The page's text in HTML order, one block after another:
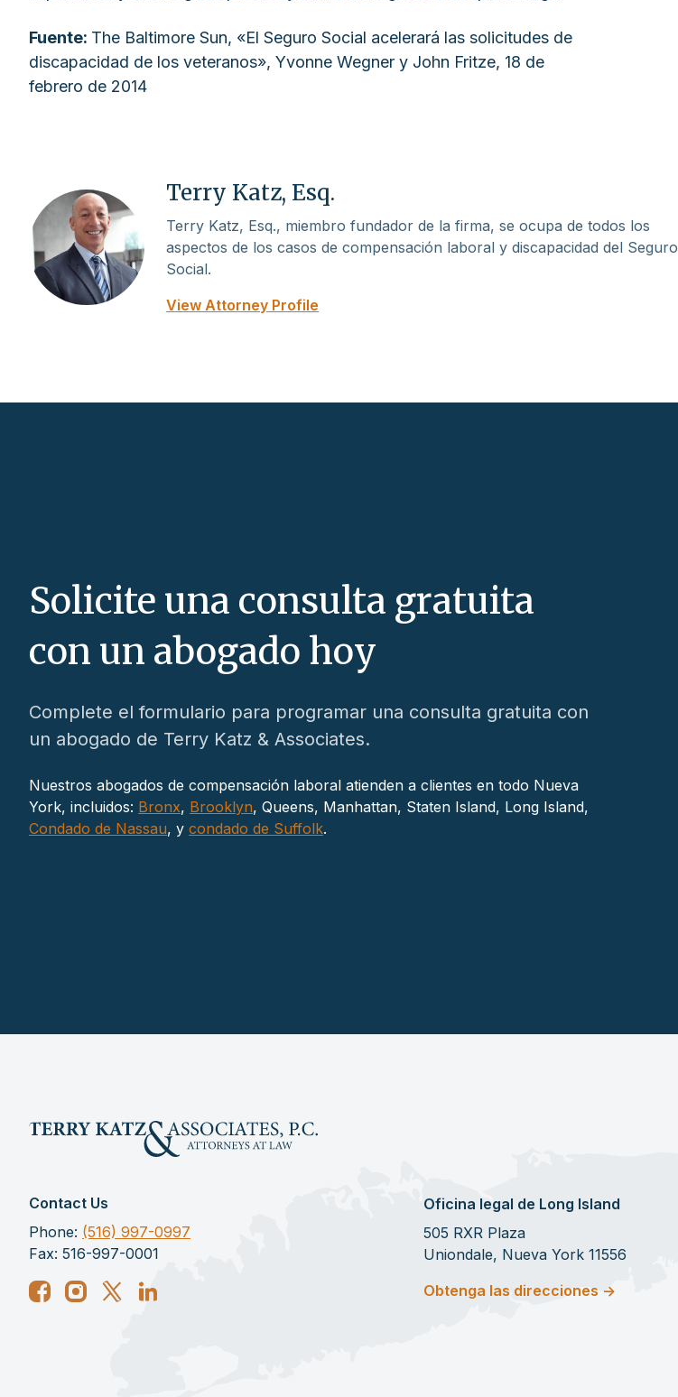
Fuente: The Baltimore Sun, «El Seguro Social acelerará las solicitudes de
discapacidad de los veteranos», Yvonne Wegner y John Fritze, 18 de
febrero de 2014
Terry Katz, Esq.
Terry Katz, Esq., miembro fundador de la firma, se ocupa de todos los
aspectos de los casos de compensación laboral y discapacidad del Seguro
Social.
View Attorney Profile
Solicite una consulta gratuita
con un abogado hoy
Complete el formulario para programar una consulta gratuita con
un abogado de Terry Katz & Associates.
Nuestros abogados de compensación laboral atienden a clientes en todo Nueva
York, incluidos: Bronx, Brooklyn, Queens, Manhattan, Staten Island, Long Island,
Condado de Nassau, y condado de Suffolk.
Contact Us
Phone: (516) 997-0997
Fax: 516-997-0001
Oficina legal de Long Island
505 RXR Plaza
Uniondale, Nueva York 11556
Obtenga las direcciones ->